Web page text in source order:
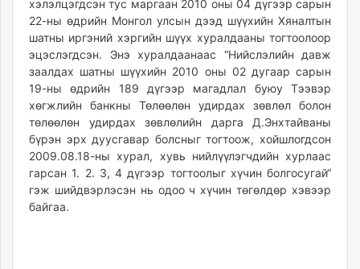
tac.mn
paparazzi.mn
unread.today
хэлэлцэгдсэн тус маргаан 2010 оны 04 дүгээр сарын
22-ны өдрийн Монгол улсын дээд шүүхийн Хяналтын
шатны иргэний хэргийн шүүх хуралдааны тогтоолоор
эцэслэгдсэн. Энэ хуралдаанаас “Нийслэлийн давж
заалдах шатны шүүхийн 2010 оны 02 дугаар сарын
19-ны өдрийн 189 дүгээр магадлал буюу Тээвэр
хөгжлийн банкны Төлөөлөн удирдах зөвлөл болон
төлөөлөн удирдах зөвлөлийн дарга Д.Энхтайваны
бүрэн эрх дуусгавар болсныг тогтоож, хойшлогдсон
2009.08.18-ны хурал, хувь нийлүүлэгчдийн хурлаас
гарсан 1. 2. 3, 4 дүгээр тогтоолыг хүчин болгосугай“
гэж шийдвэрлэсэн нь одоо ч хүчин төгөлдөр хэвээр
байгаа.